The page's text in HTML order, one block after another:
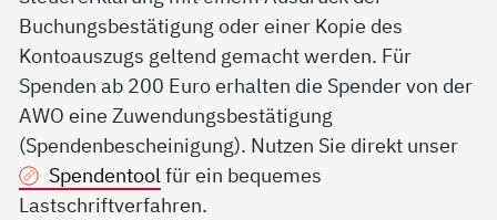
Buchungsbestätigung oder einer Kopie des
Kontoauszugs geltend gemacht werden. Für
Spenden ab 200 Euro erhalten die Spender von der
AWO eine Zuwendungsbestätigung
(Spendenbescheinigung). Nutzen Sie direkt unser
Spendentoolfür ein bequemes
Lastschriftverfahren.